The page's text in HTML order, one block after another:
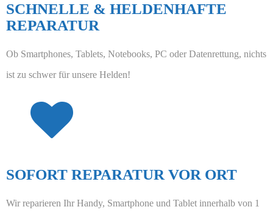
SCHNELLE & HELDENHAFTE
REPARATUR
Ob Smartphones, Tablets, Notebooks, PC oder Datenrettung, nichts
ist zu schwer für unsere Helden!
SOFORT REPARATUR VOR ORT
Wir reparieren Ihr Handy, Smartphone und Tablet innerhalb von 1